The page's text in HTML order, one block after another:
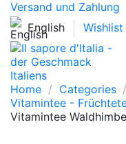
Versand und Zahlung
English
Wishlist
Home
Categories
Vitamintee -
Vitamintee